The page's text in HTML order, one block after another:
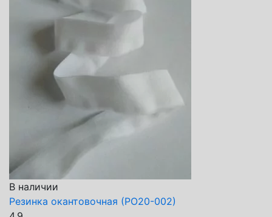
В наличии
Резинка окантовочная (РО20-002)